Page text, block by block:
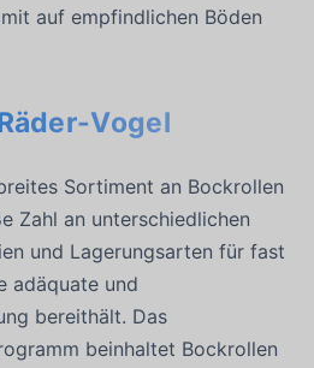
auf empfindlichen Böden
Vogel
Sortiment an Bockrollen
Zahl an unterschiedlichen
und Lagerungsarten für fast
adäquate und
bereithält. Das
beinhaltet Bockrollen